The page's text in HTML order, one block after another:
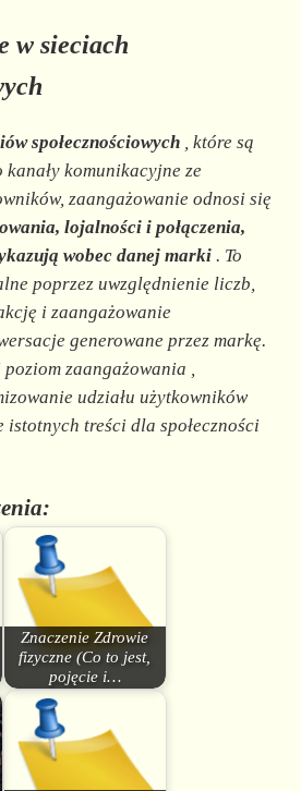
w sieciach
społecznościowych, które są
komunikacyjne ze
zaangażowanie odnosi się
lojalności i połączenia,
wobec danej marki. To
poprzez uwzględnienie liczb,
i zaangażowanie
generowane przez markę.
poziomzaangażowania ,
udziału użytkowników
istotnych treści dla społeczności
Znaczenie Zdrowie
fizyczne (Co to jest,
pojęcie i…